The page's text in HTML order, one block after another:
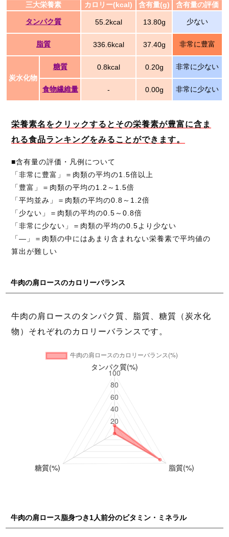
三大栄養素 カロリー(kcal) 含有量(g) 含有量の評価
タンパク質 55.2kcal 13.80g 少ない
脂質 336.6kcal 37.40g 非常に豊富
炭水化物
糖質 0.8kcal 0.20g 非常に少ない
食物繊維量 - 0.00g 非常に少ない
栄養素名をクリックするとその栄養素が豊富に含ま
れる食品ランキングをみることができます。
■含有量の評価・凡例について
「非常に豊富」＝肉類の平均の1.5倍以上
「豊富」＝肉類の平均の1.2～1.5倍
「平均並み」＝肉類の平均の0.8～1.2倍
「少ない」＝肉類の平均の0.5～0.8倍
「非常に少ない」＝肉類の平均の0.5より少ない
「―」＝肉類の中にはあまり含まれない栄養素で平均値の
算出が難しい
牛肉の肩ロースのカロリーバランス
牛肉の肩ロースのタンパク質、脂質、糖質（炭水化
物）それぞれのカロリーバランスです。
牛肉の肩ロース脂身つき1人前分のビタミン・ミネラル